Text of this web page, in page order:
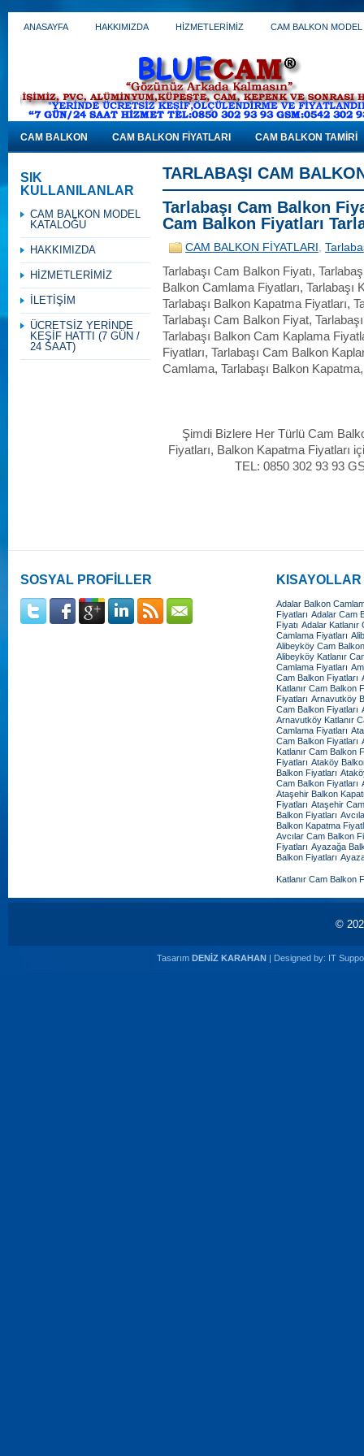
ANASAYFA HAKKIMIZDA HİZMETLERİMİZ CAM BALKON
CAM BALKON CAM BALKON FİYATLARI CAM BALKON TAMİRİ
TARLABAŞI CAM
Tarlabaşı Cam Balkon
Cam Balkon Fiyatları
CAM BALKON FİYATLARI ,
Tarlabaşı Cam Balkon Fiyatı,
Balkon Camlama Fiyatları, Tarlabaşı
Tarlabaşı Balkon Kapatma Fiyatları,
Tarlabaşı Cam Balkon Fiyat,
Tarlabaşı Balkon Cam Kaplama
Fiyatları, Tarlabaşı Cam Balkon
Camlama, Tarlabaşı Balkon Kapatma,
Şimdi Bizlere Her Türlü Cam
Fiyatları, Balkon Kapatma Fiyatları
TEL: 0850 302 93 93
SIK
KULLANILANLAR
CAM BALKON MODEL
KATALOĞU
HAKKIMIZDA
HİZMETLERİMİZ
İLETİŞİM
ÜCRETSİZ YERİNDE
KEŞİF HATTI (7 GÜN /
24 SAAT)
SOSYAL PROFİLLER KISAYOLLAR
Adalar Balkon
Fiyatları Adalar Cam
Fiyatı Adalar Katlanır
Camlama Fiyatları
Alibeyköy Cam
Alibeyköy Katlanır
Camlama Fiyatları
Cam Balkon Fiyatları
Katlanır Cam Balkon
Fiyatları Arnavutköy
Cam Balkon Fiyatları
Arnavutköy Katlanır
Camlama Fiyatları
Cam Balkon Fiyatları
Katlanır Cam Balkon
Fiyatları Ataköy
Balkon Fiyatları
Cam Balkon Fiyatları
Ataşehir Balkon
Fiyatları Ataşehir
Balkon Fiyatları
Balkon Kapatma
Avcılar Cam Balkon
Fiyatları Ayazağa
Balkon Fiyatları
Katlanır Cam Balkon
©
Tasarım DENİZ KARAHAN| Designed by: IT